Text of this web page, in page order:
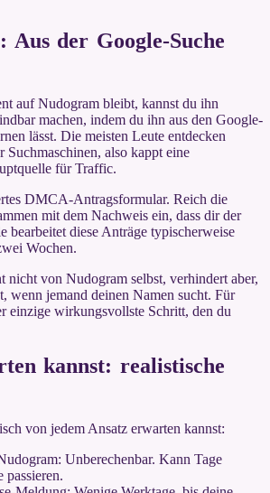
Aus der Google-Suche
auf Nudogram bleibt, kannst du ihn
machen, indem du ihn aus den Google-
lässt. Die meisten Leute entdecken
Suchmaschinen, also kappt eine
für Traffic.
DMCA-Antragsformular. Reich die
mit dem Nachweis ein, dass dir der
bearbeitet diese Anträge typischerweise
Wochen.
nicht von Nudogram selbst, verhindert aber,
wenn jemand deinen Namen sucht. Für
einzige wirkungsvollste Schritt, den du
kannst: realistische
von jedem Ansatz erwarten kannst:
Unberechenbar. Kann Tage
passieren.